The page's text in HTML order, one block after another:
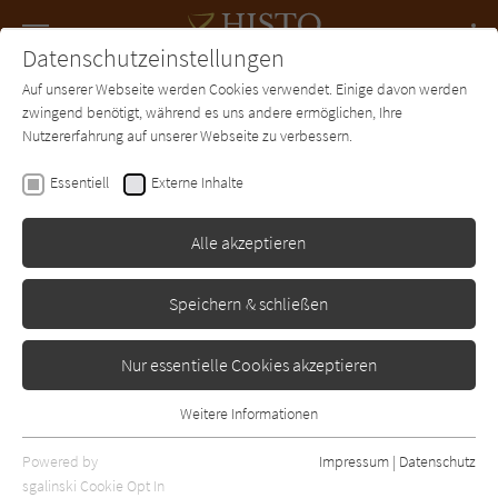
SUCHE Forum Charts Newsletter
Sabine Ebert
1815 - Blutfrieden
Erschienen: Januar 2015
10
Datenschutzeinstellungen
Auf unserer Webseite werden Cookies verwendet. Einige davon werden
zwingend benötigt, während es uns andere ermöglichen, Ihre
Nutzererfahrung auf unserer Webseite zu verbessern.
Essentiell Externe Inhalte
Alle akzeptieren
Speichern & schließen
Nur essentielle Cookies akzeptieren
Essentielle Cookies werden für grundlegende Funktionen der
Webseite benötigt. Dadurch ist gewährleistet, dass die Webseite
Weitere Informationen
Powered by
sgalinski Cookie Opt In
Impressum | Datenschutz